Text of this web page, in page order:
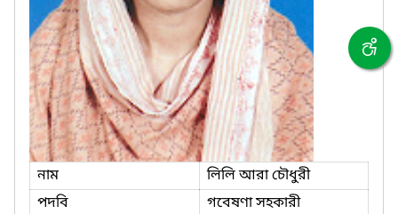
নাম
লিলি আরা চৌধুরী
পদবি
গবেষণা সহকারী